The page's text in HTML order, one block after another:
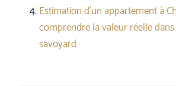
Estimation d’un appartement à
comprendre la valeur réelle
savoyard